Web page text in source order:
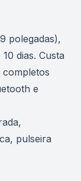
polegadas),
dias. Custa
completos
e
pulseira